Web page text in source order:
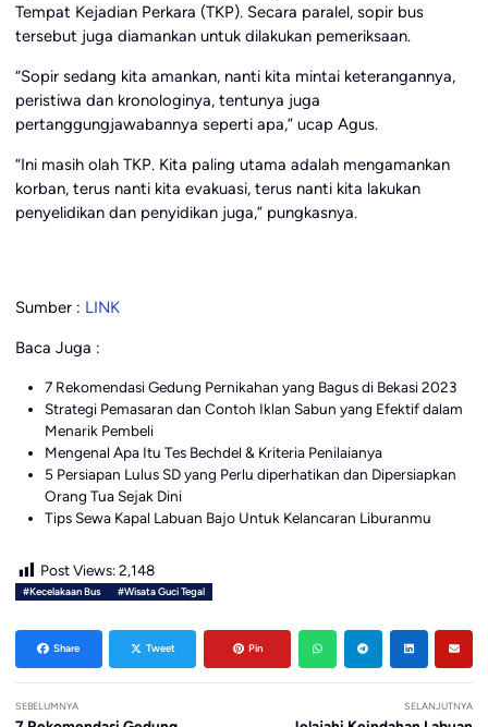
Tempat Kejadian Perkara (TKP). Secara paralel, sopir bus
tersebut juga diamankan untuk dilakukan pemeriksaan.
“Sopir sedang kita amankan, nanti kita mintai keterangannya,
peristiwa dan kronologinya, tentunya juga
pertanggungjawabannya seperti apa,” ucap Agus.
“Ini masih olah TKP. Kita paling utama adalah mengamankan
korban, terus nanti kita evakuasi, terus nanti kita lakukan
penyelidikan dan penyidikan juga,” pungkasnya.
Sumber : LINK
Baca Juga :
7 Rekomendasi Gedung Pernikahan yang Bagus di Bekasi 2023
Strategi Pemasaran dan Contoh Iklan Sabun yang Efektif dalam
Menarik Pembeli
Mengenal Apa Itu Tes Bechdel & Kriteria Penilaianya
5 Persiapan Lulus SD yang Perlu diperhatikan dan Dipersiapkan
Orang Tua Sejak Dini
Tips Sewa Kapal Labuan Bajo Untuk Kelancaran Liburanmu
Post Views: 2,148
#Kecelakaan Bus #Wisata Guci Tegal
Share Tweet Pin
SEBELUMNYA SELANJUTNYA